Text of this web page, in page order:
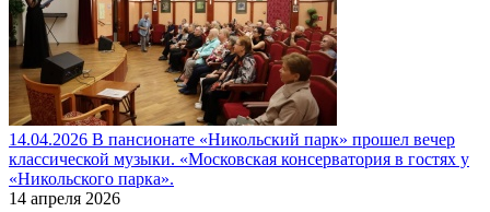
14.04.2026 В пансионате «Никольский парк» прошел вечер
классической музыки. «Московская консерватория в гостях у
«Никольского парка».
14 апреля 2026